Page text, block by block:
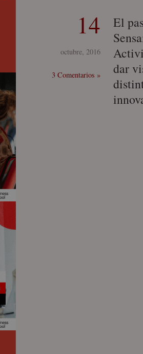
14
octubre, 2016
3 Comentarios »
El
dar